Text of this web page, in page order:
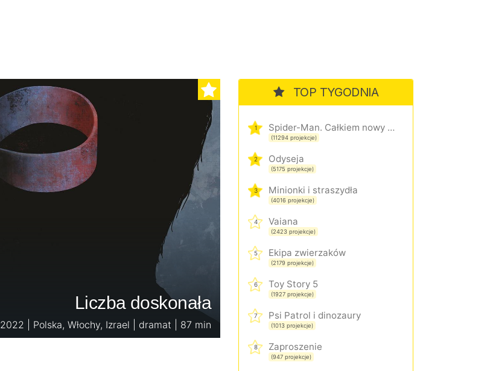
Liczba doskonała
2022 | Polska, Włochy, Izrael | dramat | 87 min
TOP TYGODNIA
1 Spider-Man. Całkiem nowy dzień
(11294 projekcje)
2 Odyseja
(5175 projekcje)
3 Minionki i straszydła
(4016 projekcje)
4 Vaiana
(2423 projekcje)
5 Ekipa zwierzaków
(2179 projekcje)
6 Toy Story 5
(1927 projekcje)
7 Psi Patrol i dinozaury
(1013 projekcje)
8 Zaproszenie
(947 projekcje)